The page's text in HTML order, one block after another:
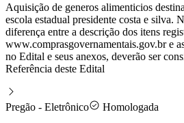
Aquisição de generos alimenticios
escola estadual presidente costa e silva.
diferença entre a descrição dos itens
www.comprasgovernamentais.gov.br e
no Edital e seus anexos, deverão ser
Referência deste Edital
Pregão - Eletrônico
Homologada